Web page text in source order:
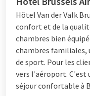
Hôtel Van der Valk
confort et de la
chambres bien
chambres familiales,
de sport. Pour les
vers l'aéroport. C'est
séjour confortable à